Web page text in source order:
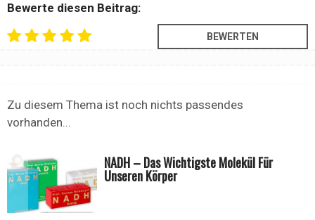
Bewerte diesen Beitrag:
Zu diesem Thema ist noch nichts passendes
vorhanden...
NADH – Das Wichtigste Molekül Für
Unseren Körper